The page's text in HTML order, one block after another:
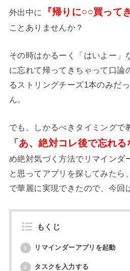
外出中に 『帰りに○○買って
ことありませんか？
その時はかるーく「はいよー」
に忘れて帰ってきちゃって口論
るストリングチーズ1本のみだ
ん。
でも、しかるべきタイミングで
「あ、絶対コレ後で忘れる
め絶対気づく方法でリマインダ
と思ってアプリを探してみたら
で華麗に実現できたので、今回
もくじ
1 リマインダーアプリを起動
2 タスクを入力する